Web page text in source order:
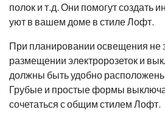
полок и т.д. Они помогут создать
уют в вашем доме в стиле Лофт.
При планировании освещения не
размещении электророзеток и
должны быть удобно
Грубые и простые формы
сочетаться с общим стилем Лофт.